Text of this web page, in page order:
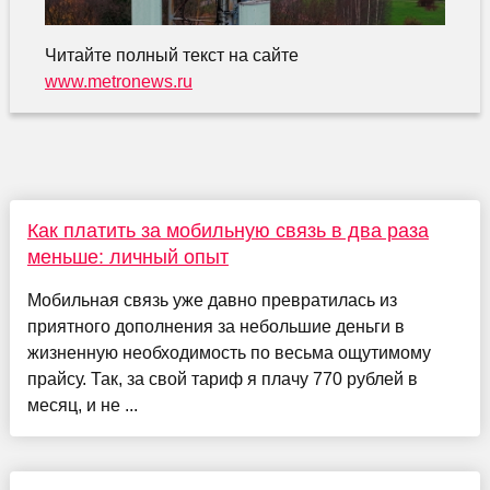
Читайте полный текст на сайте
www.metronews.ru
Как платить за мобильную связь в два раза
меньше: личный опыт
Мобильная связь уже давно превратилась из
приятного дополнения за небольшие деньги в
жизненную необходимость по весьма ощутимому
прайсу. Так, за свой тариф я плачу 770 рублей в
месяц, и не ...